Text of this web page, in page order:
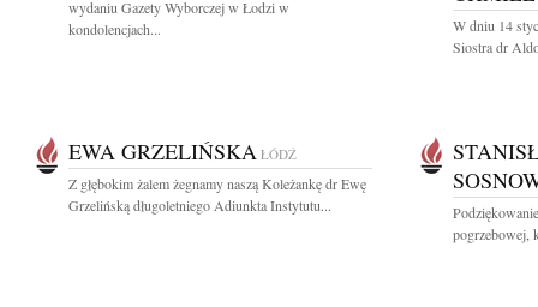
wydaniu Gazety Wyborczej w Łodzi w
kondolencjach...
W dniu 14
Siostra dr
EWA GRZELIŃSKA ŁÓDŹ
Z głębokim żalem żegnamy naszą Koleżankę dr Ewę
Grzelińską długoletniego Adiunkta Instytutu...
pogrzebowej,